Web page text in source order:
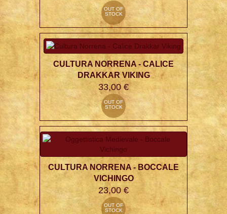
OUT OF
STOCK
CULTURA NORRENA - CALICE
DRAKKAR VIKING
33,00 €
OUT OF
STOCK
CULTURA NORRENA - BOCCALE
VICHINGO
23,00 €
OUT OF
STOCK